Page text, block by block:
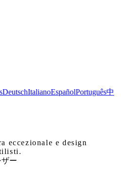
DeutschItalianoEspañolPortuguês中
eccezionale e design